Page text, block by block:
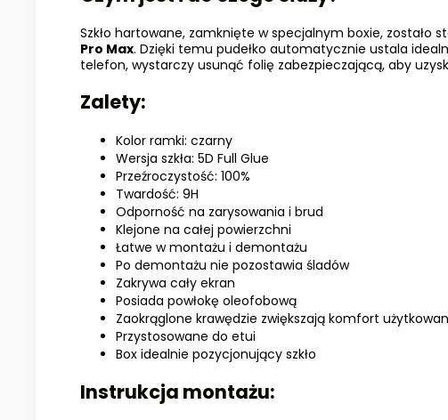
Szkło hartowane, zamknięte w specjalnym boxie, zostało
Pro Max. Dzięki temu pudełko automatycznie ustala
telefon, wystarczy usunąć folię zabezpieczającą, aby
Zalety:
Kolor ramki: czarny
Wersja szkła: 5D Full Glue
Przeźroczystość: 100%
Twardość: 9H
Odporność na zarysowania i brud
Klejone na całej powierzchni
Łatwe w montażu i demontażu
Po demontażu nie pozostawia śladów
Zakrywa cały ekran
Posiada powłokę oleofobową
Zaokrąglone krawędzie zwiększają komfort
Przystosowane do etui
Box idealnie pozycjonujący szkło
Instrukcja montażu: